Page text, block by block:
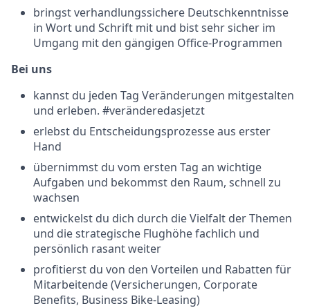
bringst verhandlungssichere Deutschkenntnisse
in Wort und Schrift mit und bist sehr sicher im
Umgang mit den gängigen Office-Programmen
Bei uns
kannst du jeden Tag Veränderungen mitgestalten
und erleben. #veränderedasjetzt
erlebst du Entscheidungsprozesse aus erster
Hand
übernimmst du vom ersten Tag an wichtige
Aufgaben und bekommst den Raum, schnell zu
wachsen
entwickelst du dich durch die Vielfalt der Themen
und die strategische Flughöhe fachlich und
persönlich rasant weiter
profitierst du von den Vorteilen und Rabatten für
Mitarbeitende (Versicherungen, Corporate
Benefits, Business Bike-Leasing)